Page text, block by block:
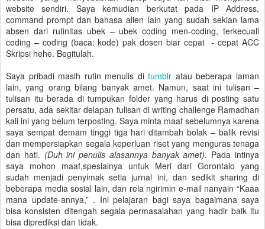
website sendiri. Saya kemudian berkutat pada IP Address,
command prompt dan bahasa alien lain yang sudah sekian lama
absen dari rutinitas ubek – ubek coding men-coding, terkecuali
coding – coding (baca: kode) pak dosen biar cepat - cepat ACC
Skripsi hehe. Begitulah.
Saya pribadi masih rutin menulis ditumblr atau beberapa laman
lain, yang orang bilang banyak amet. Namun, saat ini tulisan –
tulisan itu berada di tumpukan folder yang harus di posting satu
persatu, ada sekitar delapan tulisan di writing challenge Ramadhan
kali ini yang belum terposting. Saya minta maaf sebelumnya karena
saya sempat demam tinggi tiga hari ditambah bolak – balik revisi
dan mempersiapkan segala keperluan riset yang menguras tenaga
dan hati. (Duh ini penulis alasannya banyak amet). Pada intinya
saya mohon maaf,spesialnya untuk Meri dari Gorontalo yang
sudah menjadi penyimak setia jurnal ini, dan sedikit sharing di
beberapa media sosial lain, dan rela ngirimin e-mail nanyain “Kaaa
mana update-annya,” . Ini pelajaran bagi saya bagaimana saya
bisa konsisten ditengah segala permasalahan yang hadir baik itu
bisa diprediksi dan tidak.